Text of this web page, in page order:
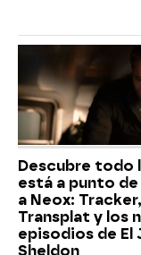
Descubre todo
está a punto de
a Neox: Tracker,
Transplat y los
episodios de El
Sheldon